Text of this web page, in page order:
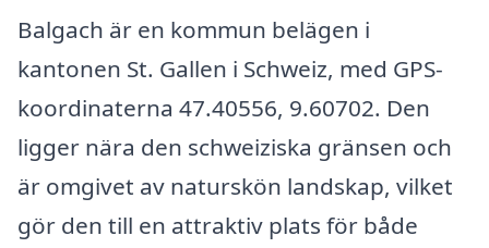
Balgach är en kommun belägen i
kantonen St. Gallen i Schweiz, med GPS-
koordinaterna 47.40556, 9.60702. Den
ligger nära den schweiziska gränsen och
är omgivet av naturskön landskap, vilket
gör den till en attraktiv plats för både